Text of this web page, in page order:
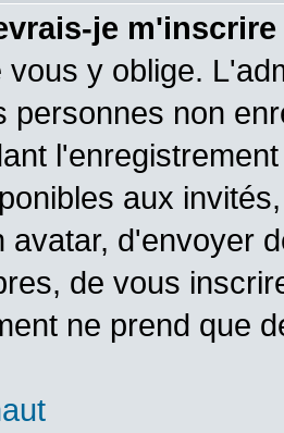
je
vous y oblige.
personnes non
aux
avatar, d'envoyer
de vous
ne prend que